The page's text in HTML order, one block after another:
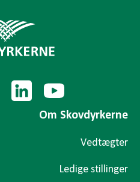
Om Skovdyrkerne
Vedtægter
Ledige stillinger